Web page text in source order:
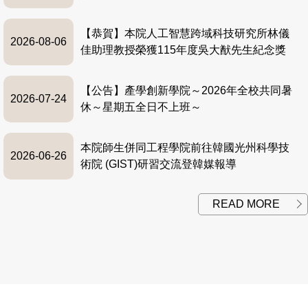
2026-08-06
【恭賀】本院人工智慧跨域科技研究所林儀
佳助理教授榮獲115年度吳大猷先生紀念獎
2026-07-24
【公告】產學創新學院～2026年全校共同暑
休～星期五全日不上班～
2026-06-26
本院師生併同工程學院前往韓國光州科學技
術院 (GIST)研習交流登韓媒報導
READ MORE